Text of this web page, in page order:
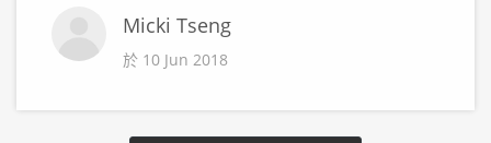
Micki Tseng
於 10 Jun 2018